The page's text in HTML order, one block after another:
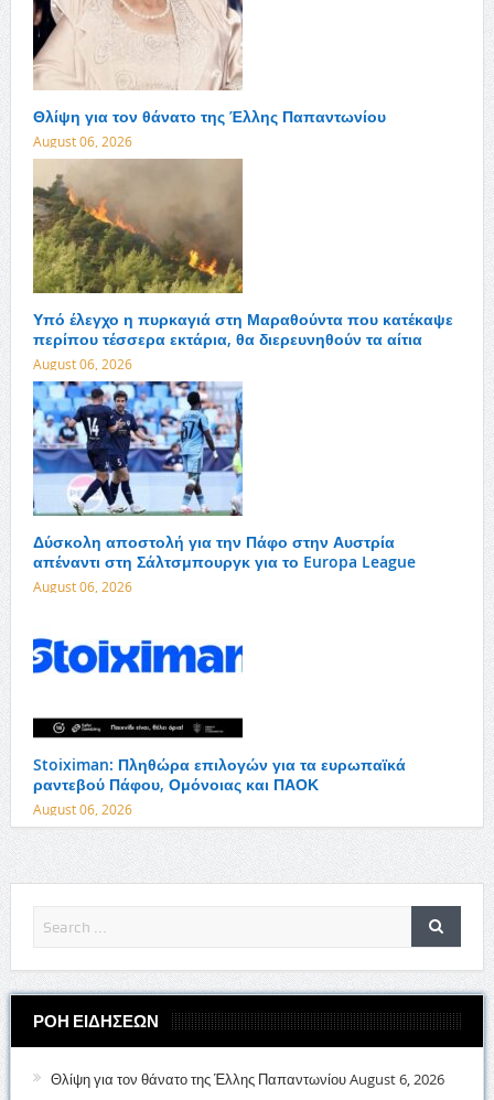
Θλίψη για τον θάνατο της Έλλης Παπαντωνίου
August 06, 2026
Υπό έλεγχο η πυρκαγιά στη Μαραθούντα που κατέκαψε
περίπου τέσσερα εκτάρια, θα διερευνηθούν τα αίτια
August 06, 2026
Δύσκολη αποστολή για την Πάφο στην Αυστρία
απέναντι στη Σάλτσμπουργκ για το Europa League
August 06, 2026
Stoiximan: Πληθώρα επιλογών για τα ευρωπαϊκά
ραντεβού Πάφου, Ομόνοιας και ΠΑΟΚ
August 06, 2026
ΡΟΗ ΕΙΔΗΣΕΩΝ
Θλίψη για τον θάνατο της Έλλης ΠαπαντωνίουAugust 6, 2026